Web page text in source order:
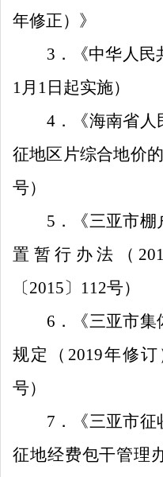
年修正） 》
3 ．《中华人
1 月 1 日起实施）
4．
《海南省
征地区片综合地价
号）
5 ．
《三亚市
置暂行办法（
〔2015〕 112号）
6 ．
《三亚市
规定（ 2019年修订
号）
7 ．
《三亚市
征地经费包干管理